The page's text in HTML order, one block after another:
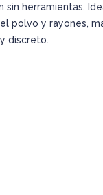
sin herramientas.
polvo y rayones,
discreto.